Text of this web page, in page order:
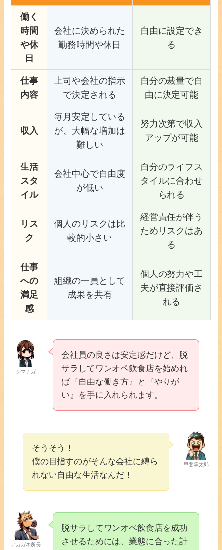
働く
時間
や休
日
会社に決められた
勤務時間や休日
自由に設定でき
る
仕事
内容
上司や会社の指示
で決定される
自分の裁量で自
由に決定可能
収入
毎月安定している
が、大幅な増加は
難しい
努力次第で収入
アップが可能
生活
スタ
イル
会社中心で自由度
が低い
自分のライフス
タイルに合わせ
られる
リス
ク
個人のリスクは比
較的小さい
経営責任が伴う
ためリスクはあ
る
仕事
への
満足
感
組織の一員として
成果を共有
個人の努力や工
夫が直接評価さ
れる
シマナガ
会社員の良さは安定感だけど、脱
サラしてワンオペ飲食店を始めれ
ば『自由な働き方』と『やりが
い』を手に入れられます。
甲斐承太郎
そうそう！
僕の目指すのがそんな会社に縛ら
れない自由な生活なんだ！
アカガネ所長
脱サラしてワンオペ飲食店を成功
させるためには、業態に合った計